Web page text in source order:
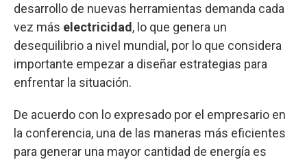
desarrollo de nuevas herramientas demanda cada
vez más electricidad , lo que genera un
desequilibrio a nivel mundial, por lo que considera
importante empezar a diseñar estrategias para
enfrentar la situación.
De acuerdo con lo expresado por el empresario en
la conferencia, una de las maneras más eficientes
para generar una mayor cantidad de energía es